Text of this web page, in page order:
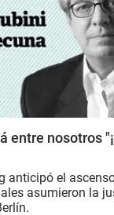
entre nosotros
anticipó el
asumieron la